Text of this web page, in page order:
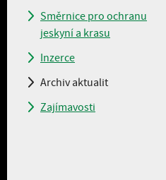
Směrnice pro ochranu
jeskyní a krasu
Inzerce
Archiv aktualit
Zajímavosti